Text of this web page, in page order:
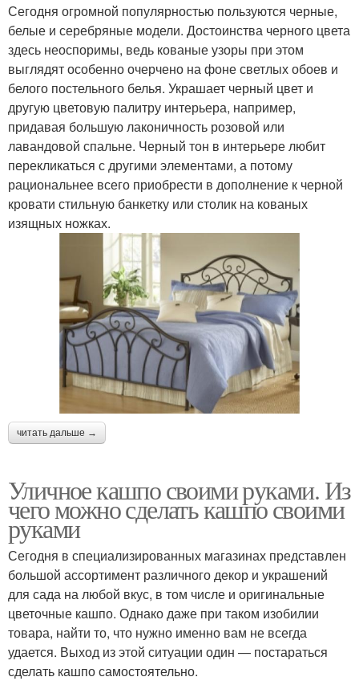
Сегодня огромной популярностью пользуются черные,
белые и серебряные модели. Достоинства черного цвета
здесь неоспоримы, ведь кованые узоры при этом
выглядят особенно очерчено на фоне светлых обоев и
белого постельного белья. Украшает черный цвет и
другую цветовую палитру интерьера, например,
придавая большую лаконичность розовой или
лавандовой спальне. Черный тон в интерьере любит
перекликаться с другими элементами, а потому
рациональнее всего приобрести в дополнение к черной
кровати стильную банкетку или столик на кованых
изящных ножках.
читать дальше →
Уличное кашпо своими руками. Из
чего можно сделать кашпо своими
руками
Сегодня в специализированных магазинах представлен
большой ассортимент различного декор и украшений
для сада на любой вкус, в том числе и оригинальные
цветочные кашпо. Однако даже при таком изобилии
товара, найти то, что нужно именно вам не всегда
удается. Выход из этой ситуации один — постараться
сделать кашпо самостоятельно.